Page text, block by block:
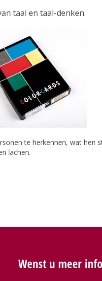
taal en taal-denken.
te herkennen, wat hen
lachen.
Wenst u meer